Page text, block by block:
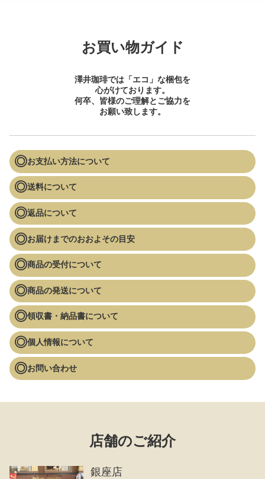
お買い物ガイド
澤井珈琲では「エコ」な梱包を
心がけております。
何卒、皆様のご理解とご協力を
お願い致します。
お支払い方法について
送料について
返品について
お届けまでのおおよその目安
商品の受付について
商品の発送について
領収書・納品書について
個人情報について
お問い合わせ
店舗のご紹介
銀座店